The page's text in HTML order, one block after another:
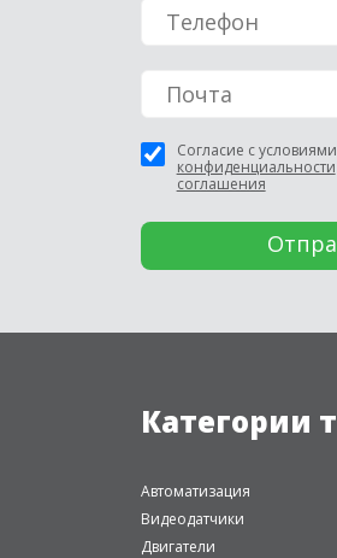
Согласие с условиями
конфиденциальности
соглашения
Категории
Автоматизация
Видеодатчики
Двигатели